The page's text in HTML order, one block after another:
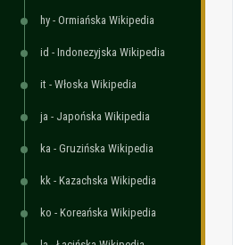
hy - Ormiańska Wikipedia
id - Indonezyjska Wikipedia
it - Włoska Wikipedia
ja - Japońska Wikipedia
ka - Gruzińska Wikipedia
kk - Kazachska Wikipedia
ko - Koreańska Wikipedia